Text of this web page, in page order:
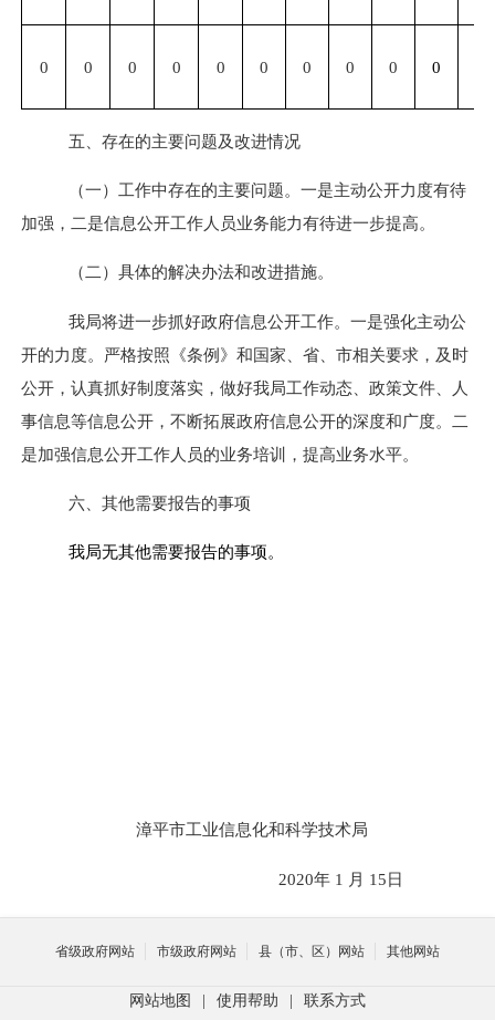
0 0 0 0 0 0 0 0 0 0
五、存在的主要问题及改进情况
（一）工作中存在的主要问题。 一是主动公开力度有待
加强， 二是信息公开工作人员业务能力有待进一步提高。
（二）具体的解决办法和改进措施。
我局将进一步抓好政府信息公开工作。 一是强化主动公
开的力度。严格按照《条例》和国家、省、市相关要求，及时
公开，认真抓好制度落实，做好我局工作动态、政策文件、人
事信息等信息公开，不断拓展政府信息公开的深度和广度。
二
是加强信息公开工作人员的业务培训，提高业务水平。
六、其他需要报告的事项
我局无其他需要报告的事项。
漳平市工业信息化和科学技术局
2020年 1 月 15日
省级政府网站 市级政府网站 县（市、区）网站 其他网站
网站地图 使用帮助 联系方式